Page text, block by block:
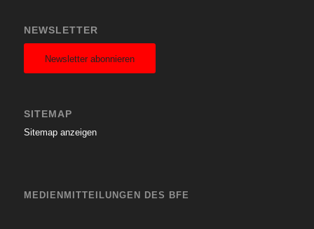
NEWSLETTER
Newsletter abonnieren
SITEMAP
Sitemap anzeigen
MEDIENMITTEILUNGEN DES BFE